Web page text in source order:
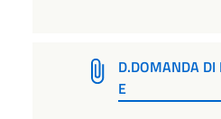
D.DOMANDA DI
E